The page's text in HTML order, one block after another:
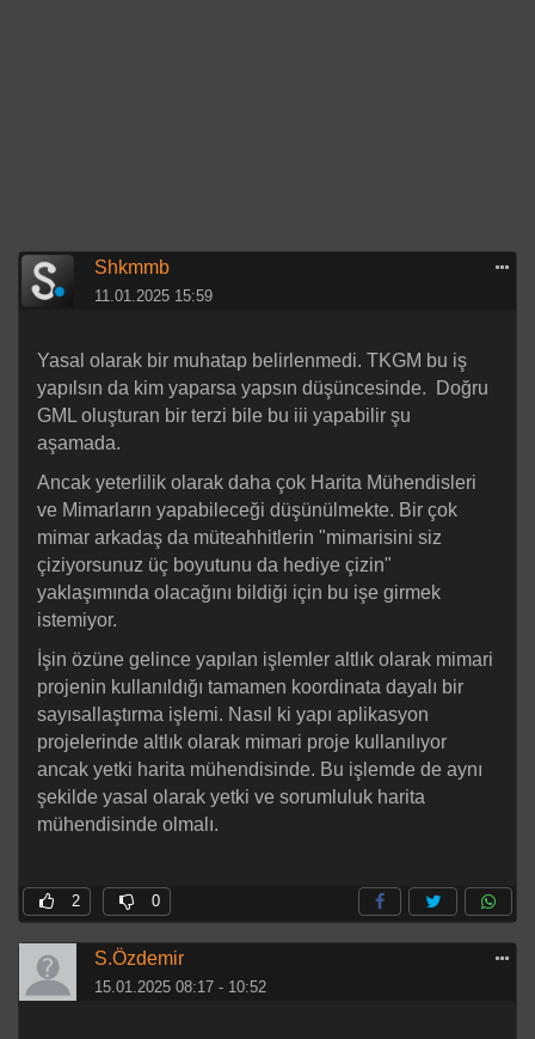
Shkmmb
11.01.2025 15:59
Yasal olarak bir muhatap belirlenmedi. TKGM bu iş
yapılsın da kim yaparsa yapsın düşüncesinde. Doğru
GML oluşturan bir terzi bile bu iii yapabilir şu
aşamada.
Ancak yeterlilik olarak daha çok Harita Mühendisleri
ve Mimarların yapabileceği düşünülmekte. Bir çok
mimar arkadaş da müteahhitlerin "mimarisini siz
çiziyorsunuz üç boyutunu da hediye çizin"
yaklaşımında olacağını bildiği için bu işe girmek
istemiyor.
İşin özüne gelince yapılan işlemler altlık olarak mimari
projenin kullanıldığı tamamen koordinata dayalı bir
sayısallaştırma işlemi. Nasıl ki yapı aplikasyon
projelerinde altlık olarak mimari proje kullanılıyor
ancak yetki harita mühendisinde. Bu işlemde de aynı
şekilde yasal olarak yetki ve sorumluluk harita
mühendisinde olmalı.
2 0
S.Özdemir
15.01.2025 08:17 - 10:52